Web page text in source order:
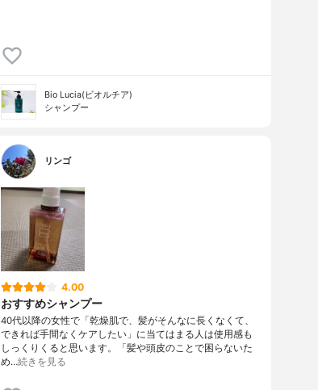
Bio Lucia(ビオルチア)
シャンプー
リンゴ
4.00
おすすめシャンプー
40代以降の女性で「乾燥肌で、髪がそんなに長くなくて、
できれば手間なくケアしたい」に当てはまる人は使用感も
しっくりくると思います。「髪や頭皮のことで困らないた
め…続きを見る